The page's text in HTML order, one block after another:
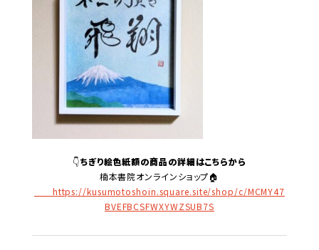
👇ちぎり絵色紙額の商品の詳細はこちらから
楠本書院オンラインショップ🏠
https://kusumotoshoin.square.site/shop/c/MCMY47
BVEFBCSFWXYWZSUB7S